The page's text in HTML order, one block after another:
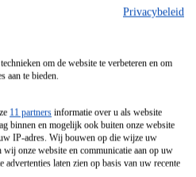
Privacybeleid
om de website te verbeteren en om
aan te bieden.
11 partners informatie over u als website
binnen en mogelijk ook buiten onze website
IP-adres. Wij bouwen op die wijze uw
onze website en communicatie aan op uw
laten zien op basis van uw recente